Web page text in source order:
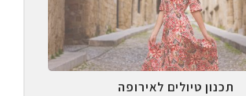
תכנון טיולים לאירופה